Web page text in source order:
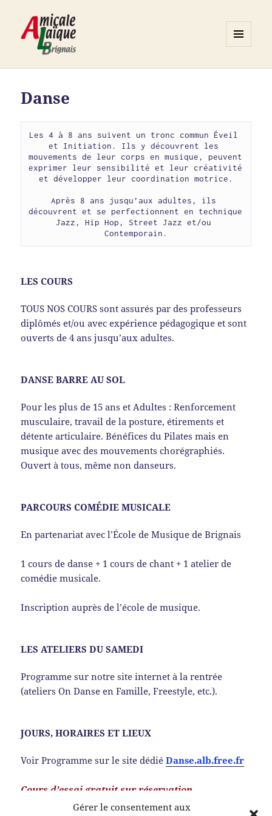
Gérer le consentement aux
WIDGETS
Danse
Les 4 à 8 ans suivent un tronc commun Éveil
et Initiation. Ils y découvrent les
mouvements de leur corps en musique, peuvent
exprimer leur sensibilité et leur créativité
et développer leur coordination motrice.
Après 8 ans jusqu’aux adultes, ils
découvrent et se perfectionnent en technique
Jazz, Hip Hop, Street Jazz et/ou
Contemporain.
LES COURS
TOUS NOS COURS sont assurés par des professeurs
diplômés et/ou avec expérience pédagogique et sont
ouverts de 4 ans jusqu’aux adultes.
DANSE BARRE AU SOL
Pour les plus de 15 ans et Adultes : Renforcement
musculaire, travail de la posture, étirements et
détente articulaire. Bénéfices du Pilates mais en
musique avec des mouvements chorégraphiés.
Ouvert à tous, même non danseurs.
PARCOURS COMÉDIE MUSICALE
En partenariat avec l’École de Musique de Brignais
1 cours de danse + 1 cours de chant + 1 atelier de
comédie musicale.
Inscription auprès de l’école de musique.
LES ATELIERS DU SAMEDI
Programme sur notre site internet à la rentrée
(ateliers On Danse en Famille, Freestyle, etc.).
JOURS, HORAIRES ET LIEUX
Voir Programme sur le site dédiéDanse.alb.free.fr
Cours d’essai gratuit sur réservation